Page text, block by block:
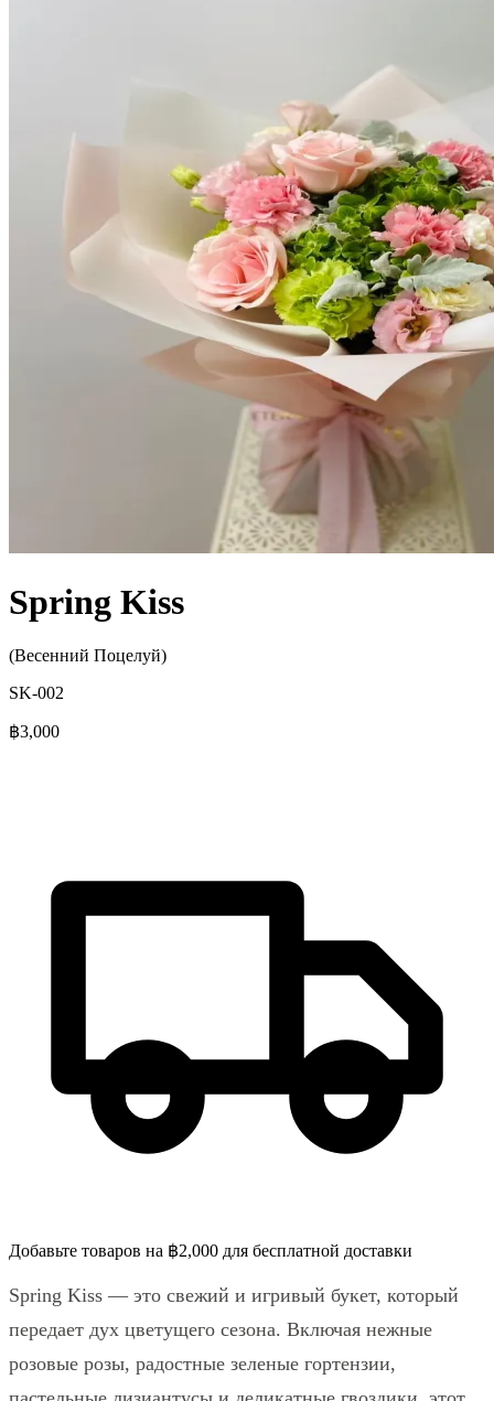
Spring Kiss
(Весенний Поцелуй)
SK-002
฿3,000
Добавьте товаров на ฿2,000 для бесплатной доставки
Spring Kiss — это свежий и игривый букет, который
передает дух цветущего сезона. Включая нежные
розовые розы, радостные зеленые гортензии,